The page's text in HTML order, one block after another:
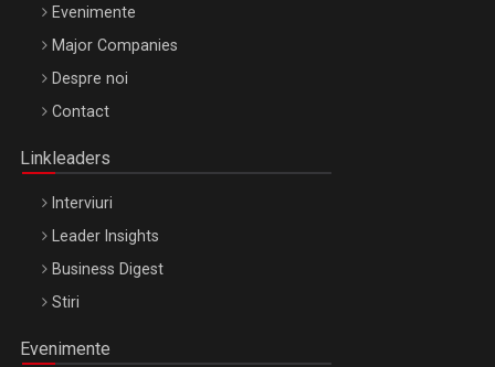
Be Inspired. Make it Happen!, ARTEMIS LETO, ORADEA, 8
Octombrie
Evenimente
Major Companies
Despre noi
Contact
Linkleaders
Interviuri
Leader Insights
Business Digest
Stiri
Evenimente